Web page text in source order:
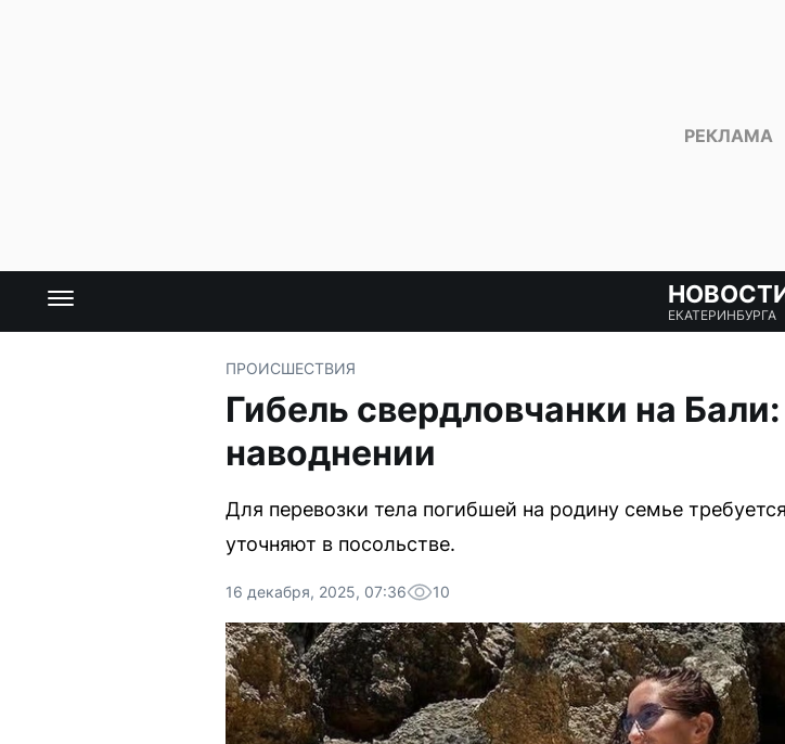
ЕКАТЕРИНБУРГА
ПРОИСШЕСТВИЯ
Гибель свердловчанки на
наводнении
Для перевозки тела погибшей на родину семье
уточняют в посольстве.
16 декабря, 2025, 07:36 10